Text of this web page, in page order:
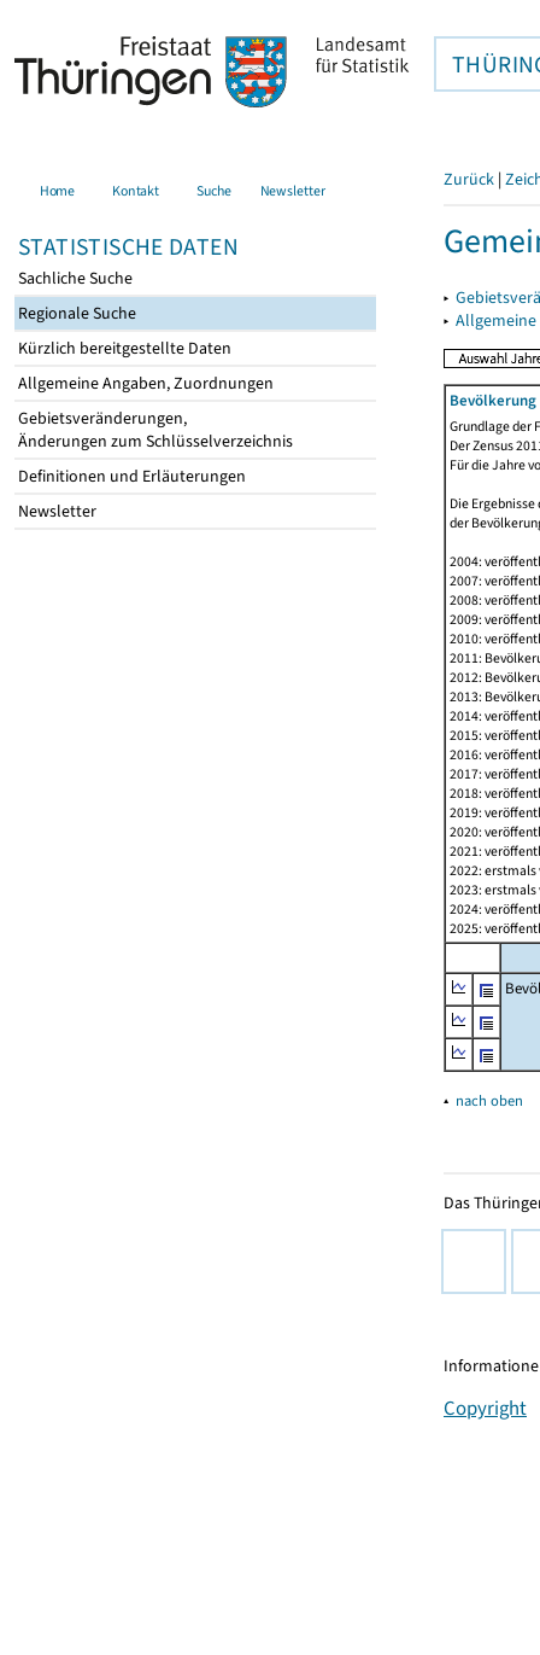
Home Kontakt Suche Newsletter
STATISTISCHE DATEN
Sachliche Suche
Regionale Suche
Kürzlich bereitgestellte Daten
Allgemeine Angaben, Zuordnungen
Gebietsveränderungen,
Änderungen zum Schlüsselverzeichnis
Definitionen und Erläuterungen
Newsletter
Zurück |
▸
▸
Grundlage der
Der Zensus
Für die Jahre
Die
der
2004:
2007:
2008:
2009:
2010:
2011:
2012:
2013:
2014:
2015:
2016:
2017:
2018:
2019:
2020:
2021:
2022:
2023:
2024:
2025:
▴ nach oben
Das
Copyright